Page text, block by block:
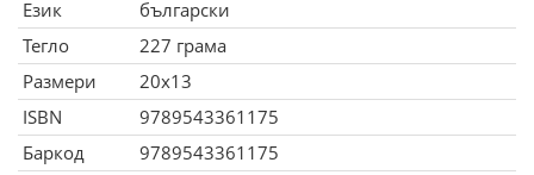
Език
български
Тегло
227 грама
Размери
20x13
ISBN
9789543361175
Баркод
9789543361175